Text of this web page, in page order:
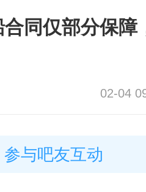
同仅部分保障
02-04
与吧友互动